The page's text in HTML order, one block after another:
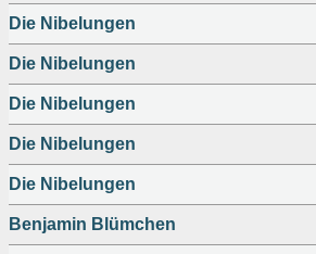
Die Nibelungen
Die Nibelungen
Die Nibelungen
Die Nibelungen
Die Nibelungen
Benjamin Blümchen